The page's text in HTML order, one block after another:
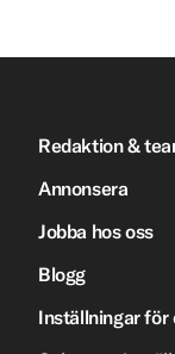
Redaktion &
Annonsera
Jobba hos oss
Blogg
Inställningar för